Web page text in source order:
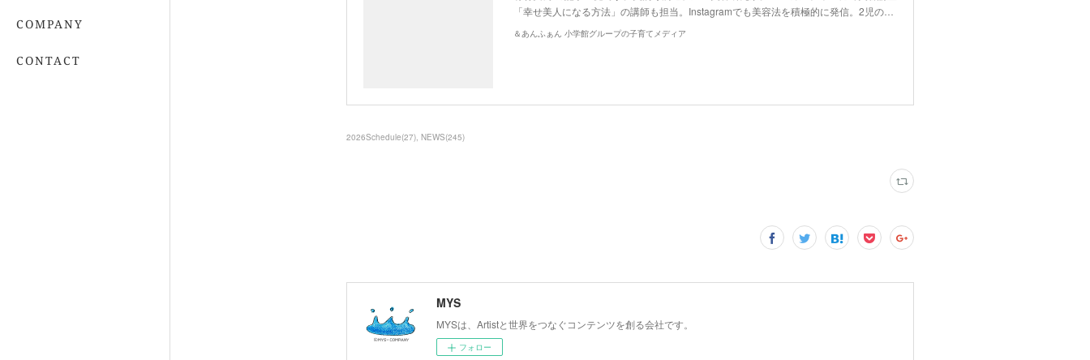
COMPANY
CONTACT
「幸せ美人になる方法」の講師も担当。Instagramでも美容法を積極的に発信。2児の…
＆あんふぁん 小学館グループの子育てメディア
2026Schedule(27) NEWS(245)
MYS
MYSは、Artistと世界をつなぐコンテンツを創る会社です。
フォロー